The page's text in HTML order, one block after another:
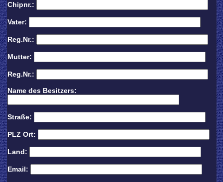
Chipnr.:
Vater:
Reg.Nr.:
Mutter:
Reg.Nr.:
Name des Besitzers:
Straße:
PLZ Ort:
Land:
Email: